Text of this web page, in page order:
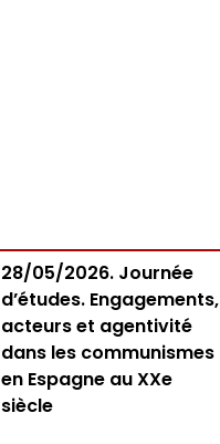
28/05/2026. Journée
d’études. Engagements,
acteurs et agentivité
dans les communismes
en Espagne au XXe
siècle